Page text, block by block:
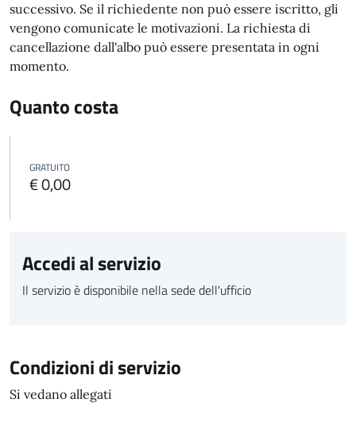
successivo. Se il richiedente non può essere iscritto, gli
vengono comunicate le motivazioni. La richiesta di
cancellazione dall'albo può essere presentata in ogni
momento.
Quanto costa
GRATUITO
€ 0,00
Accedi al servizio
Il servizio è disponibile nella sede dell'ufficio
Condizioni di servizio
Si vedano allegati